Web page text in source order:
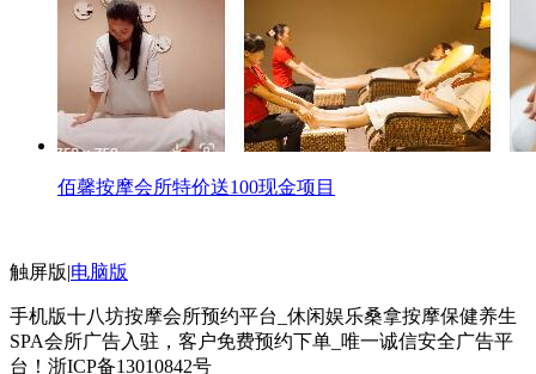
佰馨按摩会所特价送100现金项目
触屏版|电脑版
手机版十八坊按摩会所预约平台_休闲娱乐桑拿按摩保健养生
SPA会所广告入驻，客户免费预约下单_唯一诚信安全广告平
台！ 浙ICP备13010842号